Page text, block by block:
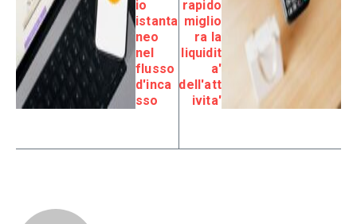
io
istanta
neo
nel
flusso
d'inca
sso
rapido
miglio
ra la
liquidit
a'
dell'att
ivita'